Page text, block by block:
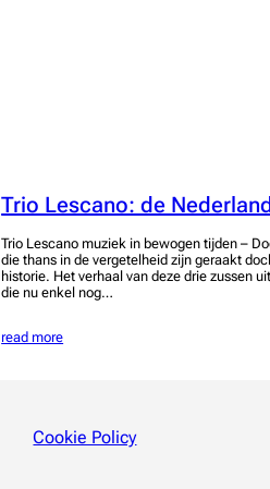
Trio Lescano: de
Trio Lescano muziek in bewogen tijden –
die thans in de vergetelheid zijn geraakt
historie. Het verhaal van deze drie zussen
die nu enkel nog…
read more
Cookie Policy